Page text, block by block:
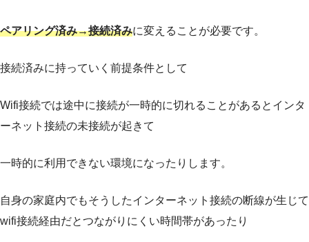
ペアリング済み→接続済みに変えることが必要です。
接続済みに持っていく前提条件として
Wifi接続では途中に接続が一時的に切れることがあるとインタ
ーネット接続の未接続が起きて
一時的に利用できない環境になったりします。
自身の家庭内でもそうしたインターネット接続の断線が生じて
wifi接続経由だとつながりにくい時間帯があったり